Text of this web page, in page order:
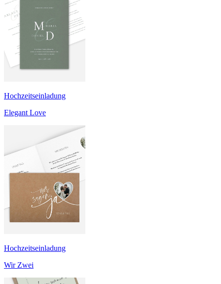
Hochzeitseinladung
Elegant Love
Hochzeitseinladung
Wir Zwei